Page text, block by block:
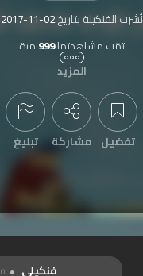
نُشرت الفنكيلة بتاريخ2017-11-02
تمّت مشاهدتها999 مرة
المزيد
تفضيل مشاركة تبليغ
عرض التعليقات
فنكيلي